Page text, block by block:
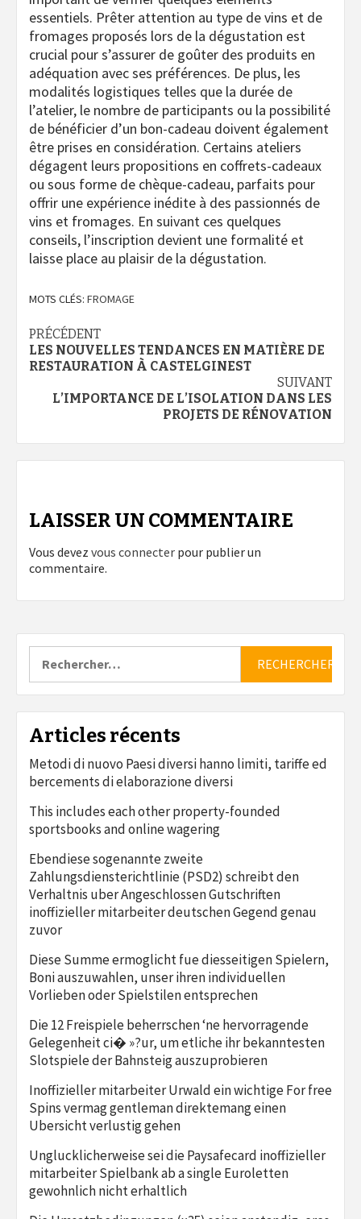
essentiels. Prêter attention au type de vins et de
fromages proposés lors de la dégustation est
crucial pour s’assurer de goûter des produits en
adéquation avec ses préférences. De plus, les
modalités logistiques telles que la durée de
l’atelier, le nombre de participants ou la possibilité
de bénéficier d’un bon-cadeau doivent également
être prises en considération. Certains ateliers
dégagent leurs propositions en coffrets-cadeaux
ou sous forme de chèque-cadeau, parfaits pour
offrir une expérience inédite à des passionnés de
vins et fromages. En suivant ces quelques
conseils, l’inscription devient une formalité et
laisse place au plaisir de la dégustation.
MOTS CLÉS: FROMAGE
Navigation
d’article
PRÉCÉDENT
LES NOUVELLES TENDANCES EN MATIÈRE DE
RESTAURATION À CASTELGINEST
SUIVANT
L’IMPORTANCE DE L’ISOLATION DANS LES
PROJETS DE RÉNOVATION
LAISSER UN COMMENTAIRE
Vous devez vous connecter pour publier un
commentaire.
Articles récents
Metodi di nuovo Paesi diversi hanno limiti, tariffe ed
bercements di elaborazione diversi
This includes each other property-founded
sportsbooks and online wagering
Ebendiese sogenannte zweite
Zahlungsdiensterichtlinie (PSD2) schreibt den
Verhaltnis uber Angeschlossen Gutschriften
inoffizieller mitarbeiter deutschen Gegend genau
zuvor
Diese Summe ermoglicht fue diesseitigen Spielern,
Boni auszuwahlen, unser ihren individuellen
Vorlieben oder Spielstilen entsprechen
Die 12 Freispiele beherrschen ‘ne hervorragende
Gelegenheit ci� »?ur, um etliche ihr bekanntesten
Slotspiele der Bahnsteig auszuprobieren
Inoffizieller mitarbeiter Urwald ein wichtige For free
Spins vermag gentleman direktemang einen
Ubersicht verlustig gehen
Unglucklicherweise sei die Paysafecard inoffizieller
mitarbeiter Spielbank ab a single Euroletten
gewohnlich nicht erhaltlich